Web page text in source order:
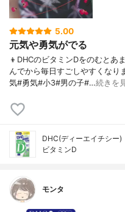
5.00
元気や勇気がでる
👦DHCのビタミンDをのむとあ
んでから毎日すごしやすくな
気#勇気#小3#男の子#…続きを
DHC(ディーエイチシー)
ビタミンD
モンタ